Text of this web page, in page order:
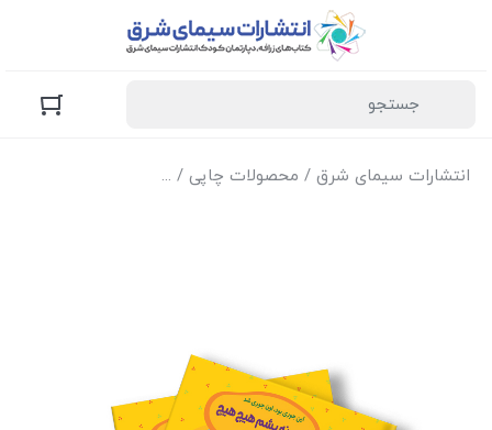
انتشارات سیمای شرق / محصولات چاپی / کتاب‌های زرافه (کودک